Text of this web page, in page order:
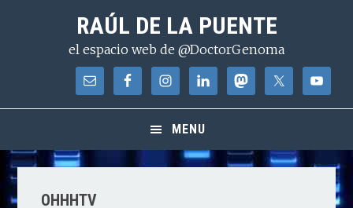
contenido
RAÚL DE LA PUENTE
el espacio web de @DoctorGenoma
MENU
OHHHTV